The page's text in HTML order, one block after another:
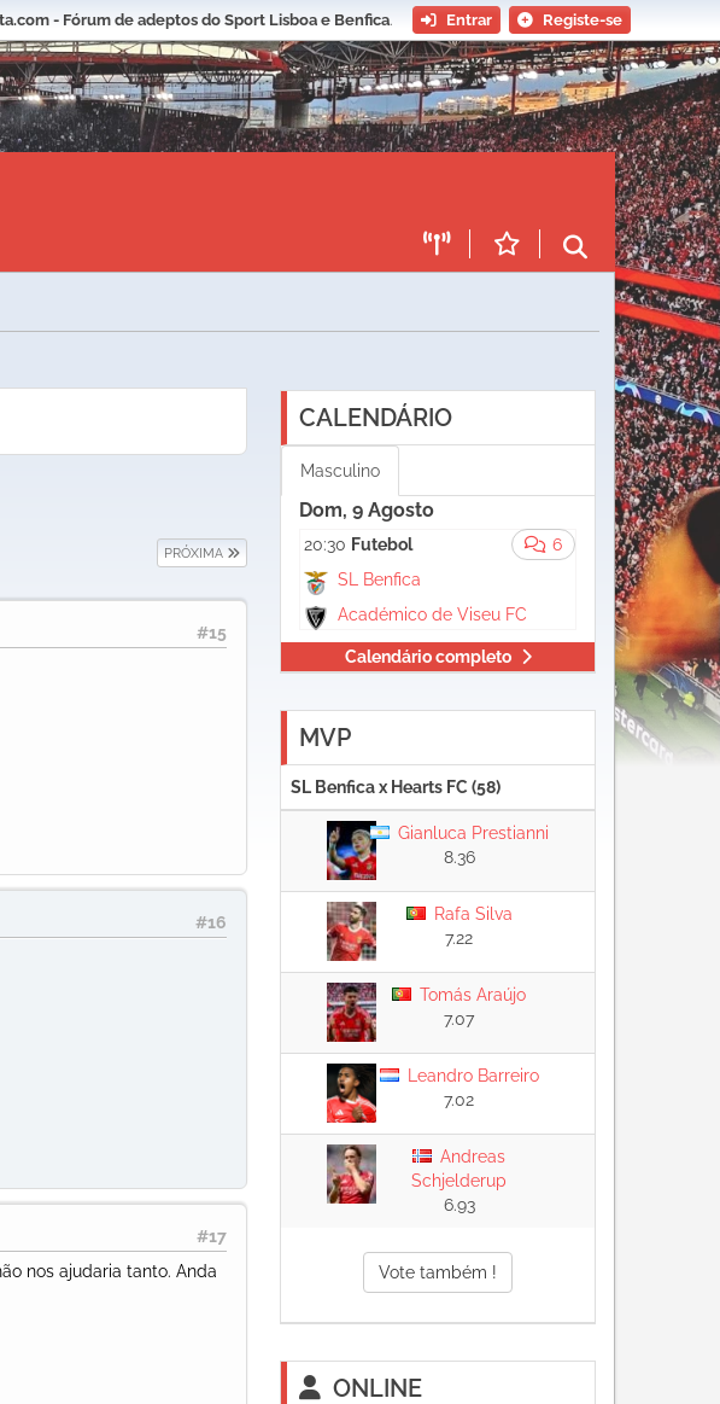
- Fórum de adeptos do Sport Lisboa e Benfica. Entrar Registe-se
PRÓXIMA
#15
#16
#17
nos ajudaria tanto. Anda
CALENDÁRIO
Masculino
Dom, 9 Agosto
6
20:30 Futebol
SL Benfica
Académico de Viseu FC
Calendário completo
MVP
SL Benfica x Hearts FC (58)
Gianluca Prestianni
8.36
Rafa Silva
7.22
Tomás Araújo
7.07
Leandro Barreiro
7.02
Andreas
Schjelderup
6.93
Vote também !
ONLINE